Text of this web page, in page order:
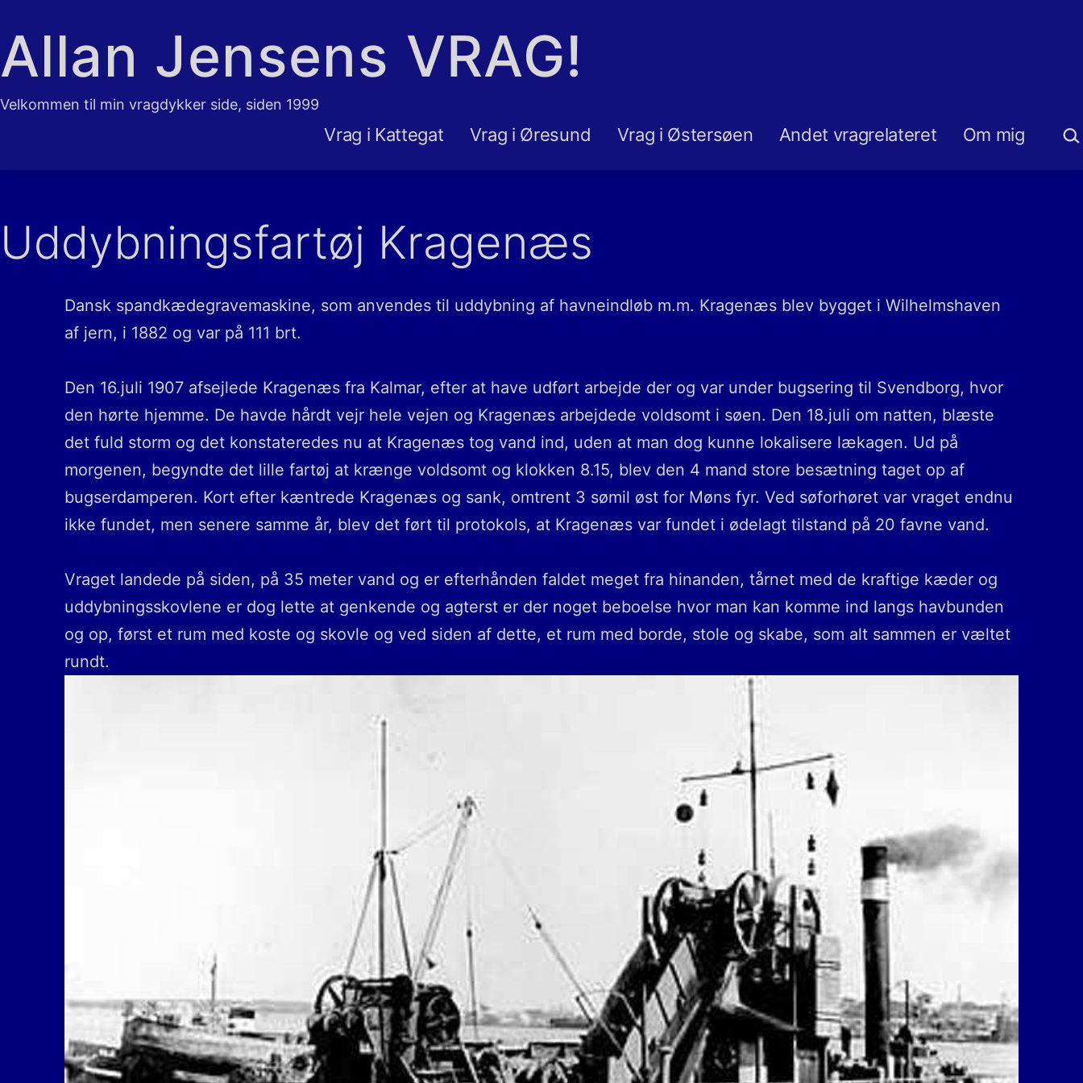
til
indhold
Allan Jensens VRAG!
Velkommen til min vragdykker side, siden 1999
Vrag i Kattegat Vrag i Øresund Vrag i Østersøen Andet vragrelateret Om mig
Uddybningsfartøj Kragenæs
Dansk spandkædegravemaskine, som anvendes til uddybning af havneindløb m.m. Kragenæs blev bygget i Wilhelmshaven
af jern, i 1882 og var på 111 brt.
Den 16.juli 1907 afsejlede Kragenæs fra Kalmar, efter at have udført arbejde der og var under bugsering til Svendborg, hvor
den hørte hjemme. De havde hårdt vejr hele vejen og Kragenæs arbejdede voldsomt i søen. Den 18.juli om natten, blæste
det fuld storm og det konstateredes nu at Kragenæs tog vand ind, uden at man dog kunne lokalisere lækagen. Ud på
morgenen, begyndte det lille fartøj at krænge voldsomt og klokken 8.15, blev den 4 mand store besætning taget op af
bugserdamperen. Kort efter kæntrede Kragenæs og sank, omtrent 3 sømil øst for Møns fyr. Ved søforhøret var vraget endnu
ikke fundet, men senere samme år, blev det ført til protokols, at Kragenæs var fundet i ødelagt tilstand på 20 favne vand.
Vraget landede på siden, på 35 meter vand og er efterhånden faldet meget fra hinanden, tårnet med de kraftige kæder og
uddybningsskovlene er dog lette at genkende og agterst er der noget beboelse hvor man kan komme ind langs havbunden
og op, først et rum med koste og skovle og ved siden af dette, et rum med borde, stole og skabe, som alt sammen er væltet
rundt.